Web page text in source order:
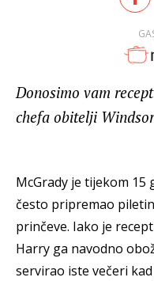
Donosimo vam
chefa obitelji
McGrady je tijekom
često pripremao
prinčeve. Iako je
Harry ga navodno
servirao iste večeri